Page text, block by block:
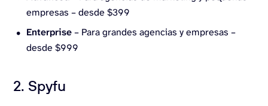
empresas – desde $399
Enterprise– Para grandes agencias y empresas –
desde $999
2. Spyfu